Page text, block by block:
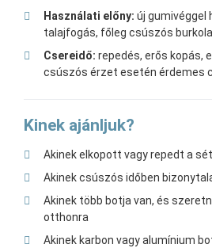
Használati előny: új gumivéggel
talajfogás, főleg csúszós
Csereidő: repedés, erős kopás,
csúszós érzet esetén érdemes
Kinek ajánljuk?
Akinek elkopott vagy repedt a
Akinek csúszós időben
Akinek több botja van, és
otthonra
Akinek karbon vagy alumínium